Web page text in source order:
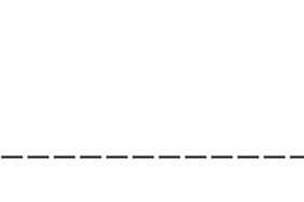
ーーーーーーーーーーー